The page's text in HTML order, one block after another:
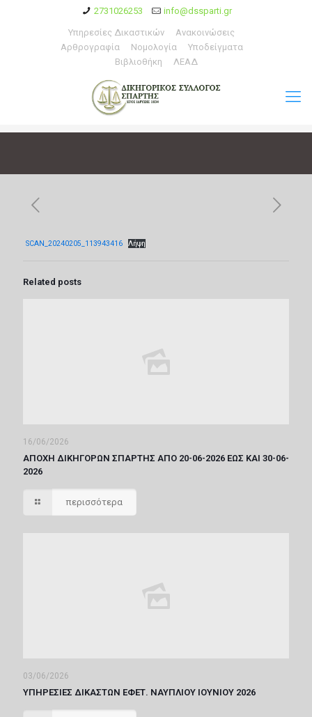
2731026253 info@dssparti.gr
Υπηρεσίες Δικαστικών
Ανακοινώσεις
Αρθρογραφία
Νομολογία
Υποδείγματα
Βιβλιοθήκη
ΛΕΑΔ
SCAN_20240205_113943416 Λήψη
Related posts
16/06/2026
ΑΠΟΧΗ ΔΙΚΗΓΟΡΩΝ ΣΠΑΡΤΗΣ ΑΠΟ 20-06-2026 ΕΩΣ ΚΑΙ 30-06-
2026
περισσότερα
03/06/2026
ΥΠΗΡΕΣΙΕΣ ΔΙΚΑΣΤΩΝ ΕΦΕΤ. ΝΑΥΠΛΙΟΥ ΙΟΥΝΙΟΥ 2026